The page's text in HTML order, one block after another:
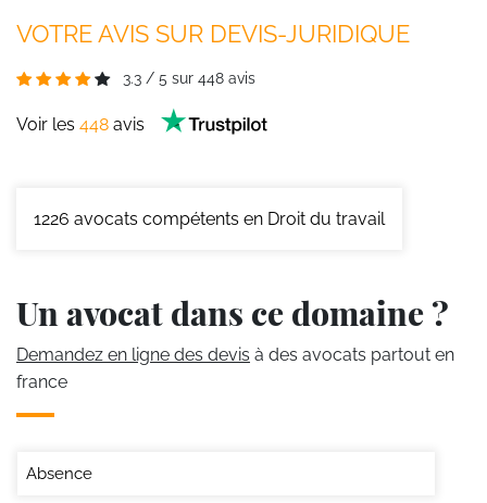
VOTRE AVIS SUR DEVIS-JURIDIQUE
3.3 / 5 sur 448 avis
Voir les 448 avis
1226 avocats compétents en Droit du travail
Un avocat dans ce domaine ?
Demandez en ligne des devis à des avocats partout en
france
Absence